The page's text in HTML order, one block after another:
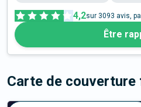
4,2sur 3093 avis,
Être
Carte de couverture